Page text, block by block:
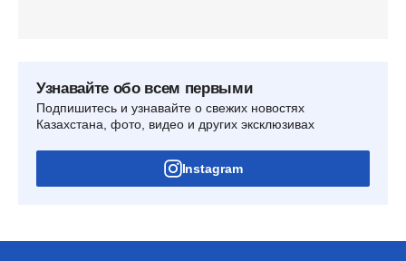
Узнавайте обо всем первыми
Подпишитесь и узнавайте о свежих новостях
Казахстана, фото, видео и других эксклюзивах
Instagram